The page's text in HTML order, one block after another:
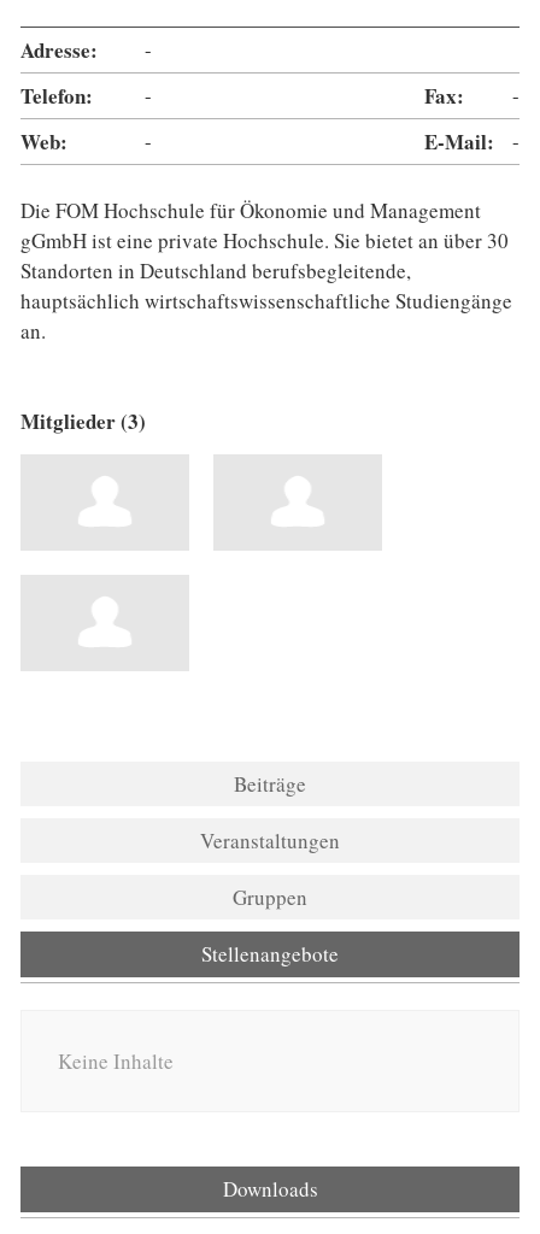
Adresse: -
Telefon: - Fax: -
Web: - E-Mail: -
Die FOM Hochschule für Ökonomie und Management
gGmbH ist eine private Hochschule. Sie bietet an über 30
Standorten in Deutschland berufsbegleitende,
hauptsächlich wirtschaftswissenschaftliche Studiengänge
an.
Mitglieder (3)
Beiträge
Veranstaltungen
Gruppen
Stellenangebote
Keine Inhalte
Downloads